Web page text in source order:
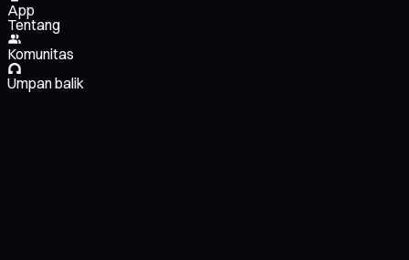
App
Tentang
Komunitas
Umpan balik